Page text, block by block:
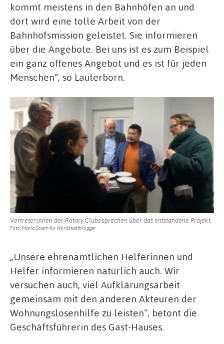
kommt meistens in den Bahnhöfen an und
dort wird eine tolle Arbeit von der
Bahnhofsmission geleistet. Sie informieren
über die Angebote. Bei uns ist es zum Beispiel
ein ganz offenes Angebot und es ist für jeden
Menschen“, so Lauterborn.
Vertreter:innen der Rotary Clubs sprechen über das entstandene Projekt.
Foto: Maria Salem für Nordstadtblogger
„Unsere ehrenamtlichen Helferinnen und
Helfer informieren natürlich auch. Wir
versuchen auch, viel Aufklärungsarbeit
gemeinsam mit den anderen Akteuren der
Wohnungslosenhilfe zu leisten“, betont die
Geschäftsführerin des Gast-Hauses.